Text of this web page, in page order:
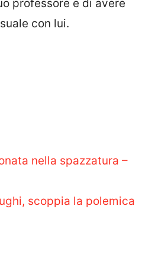
professore e di avere
con lui.
nella spazzatura –
scoppia la polemica